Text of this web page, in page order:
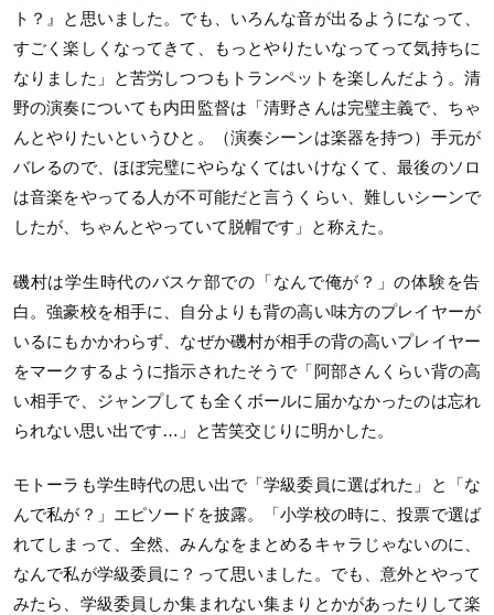
ト？』と思いました。でも、 いろんな音が出るようになって、
すごく楽しくなってきて、
もっとやりたいなってって気持ちに
なりました」
と苦労しつつもトランペットを楽しんだよう。 清
野の演奏についても内田監督は「清野さんは完璧主義で、 ちゃ
んとやりたいというひと。（演奏シーンは楽器を持つ） 手元が
バレるので、ほぼ完璧にやらなくてはいけなくて、最後のソロ
は音楽をやってる人が不可能だと言うくらい、 難しいシーンで
したが、ちゃんとやっていて脱帽です」と称えた。
磯村は学生時代のバスケ部での「なんで俺が？」の体験を告
白。強豪校を相手に、 自分よりも背の高い味方のプレイヤーが
いるにもかかわらず、 なぜか磯村が相手の背の高いプレイヤー
をマークするように指示されたそうで「阿部さんくらい背の高
い相手で、 ジャンプしても全くボールに届かなかったのは忘れ
られない思い出です…」と苦笑交じりに明かした。
モトーラも学生時代の思い出で「学級委員に選ばれた」と「な
んで私が？」エピソードを披露。「小学校の時に、投票で選ば
れてしまって、全然、みんなをまとめるキャラじゃないのに、
なんで私が学級委員に？ って思いました。でも、意外とやって
みたら、 学級委員しか集まれない集まりとかがあったりして楽